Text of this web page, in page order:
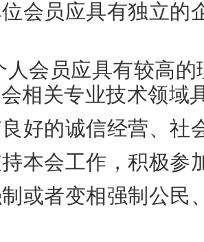
位会员应具有独立
人会员应具有较高
相关专业技术领域
良好的诚信经营、社
持本会工作，积极参
或者变相强制公民